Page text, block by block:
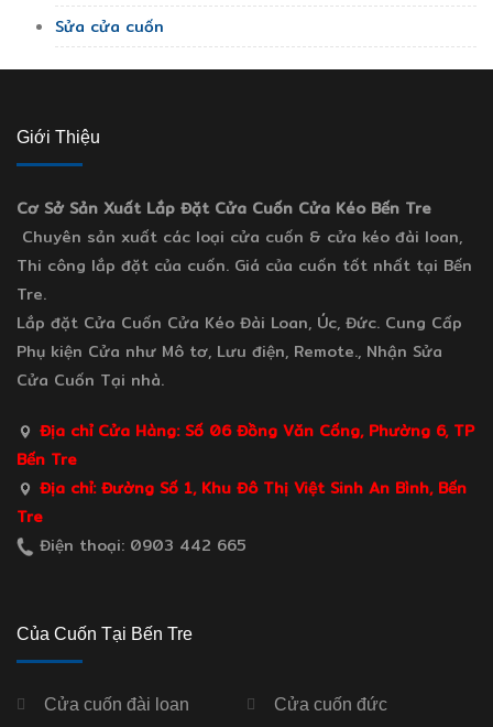
Sửa cửa cuốn
Giới Thiệu
Cơ Sở Sản Xuất Lắp Đặt Cửa Cuốn Cửa Kéo Bến Tre
Chuyên sản xuất các loại cửa cuốn & cửa kéo đài loan,
Thi công lắp đặt của cuốn. Giá của cuốn tốt nhất tại Bến
Tre.
Lắp đặt Cửa Cuốn Cửa Kéo Đài Loan, Úc, Đức. Cung Cấp
Phụ kiện Cửa như Mô tơ, Lưu điện, Remote., Nhận Sửa
Cửa Cuốn Tại nhà.
Địa chỉ Cửa Hàng: Số 06 Đồng Văn Cống, Phường 6, TP
Bến Tre
Địa chỉ: Đường Số 1, Khu Đô Thị Việt Sinh An Bình, Bến
Tre
Điện thoại: 0903 442 665
Của Cuốn Tại Bến Tre
Cửa cuốn đài loan Cửa cuốn đức